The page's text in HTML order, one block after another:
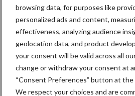
browsing data, for purposes like
personalized ads and content,
effectiveness, analyzing audience
geolocation data, and product
your consent will be valid across all
change or withdraw your consent at
“Consent Preferences” button at
We respect your choices and are
Primaire
Recent nieuws
Toon meer